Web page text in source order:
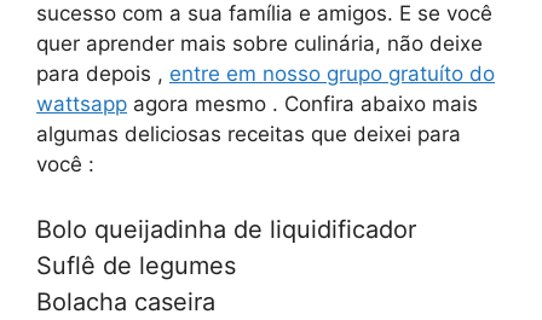
sucesso com a sua família e amigos. E se você
quer aprender mais sobre culinária, não deixe
para depois , entre em nosso grupo gratuíto do
wattsapp agora mesmo . Confira abaixo mais
algumas deliciosas receitas que deixei para
você :
Bolo queijadinha de liquidificador
Suflê de legumes
Bolacha caseira